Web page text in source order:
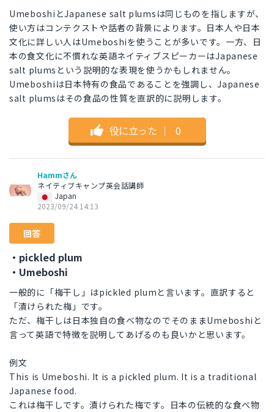
UmeboshiとJapanese salt plumsは同じものを指しますが、
使い方はコンテクストや話者の背景によります。日本人や日本
文化に詳しい人はUmeboshiを使うことが多いです。一方、日
本の食文化に不慣れな英語ネイティブスピーカーはJapanese
salt plumsという説明的な表現を使うかもしれません。
Umeboshiは日本特有の食品であることを強調し、Japanese
salt plumsはその食品の性質を直訳的に説明します。
役に立った ｜ 0
Hammさん
ネイティブキャンプ英会話講師
Japan
2023/09/24 14:13
回答
・pickled plum
・Umeboshi
一般的に「梅干し」はpickled plumと言います。直訳すると
「漬けられた梅」です。
ただ、梅干しは日本独自の食べ物なのでそのままUmeboshiと
言って英語で特徴を説明してあげるのも良いかと思います。
例文
This is Umeboshi. It is a pickled plum. It is a traditional
Japanese food.
これは梅干しです。漬けられた梅です。日本の伝統的な食べ物